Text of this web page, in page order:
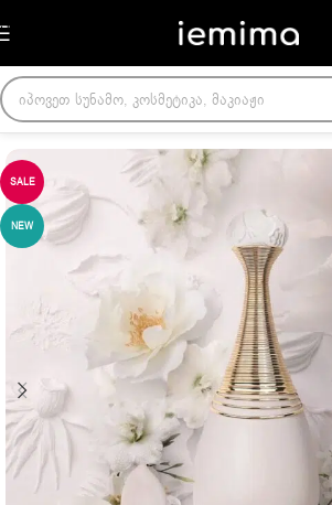
Skip to navigation
მთავარი/ქალის სუნამოები
SALE
NEW